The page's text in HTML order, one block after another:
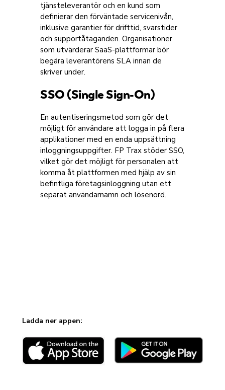
tjänsteleverantör och en kund som
definierar den förväntade servicenivån,
inklusive garantier för drifttid, svarstider
och supportåtaganden. Organisationer
som utvärderar SaaS-plattformar bör
begära leverantörens SLA innan de
skriver under.
SSO (Single Sign-On)
En autentiseringsmetod som gör det
möjligt för användare att logga in på flera
applikationer med en enda uppsättning
inloggningsuppgifter. FP Trax stöder SSO,
vilket gör det möjligt för personalen att
komma åt plattformen med hjälp av sin
befintliga företagsinloggning utan ett
separat användarnamn och lösenord.
Ladda ner appen: